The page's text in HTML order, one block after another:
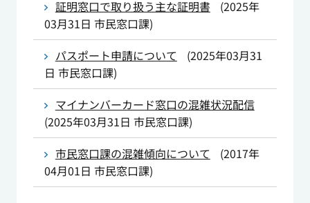
証明窓口で取り扱う主な証明書
(2025年
03月31日 市民窓口課)
パスポート申請について
(2025年03月31
日 市民窓口課)
マイナンバーカード窓口の混雑状況配信
(2025年03月31日 市民窓口課)
市民窓口課の混雑傾向について
(2017年
04月01日 市民窓口課)